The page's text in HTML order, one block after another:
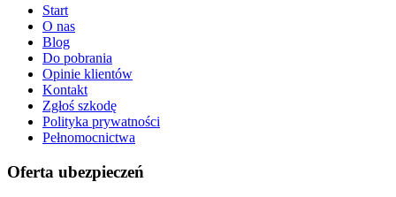
Start
O nas
Blog
Do pobrania
Opinie klientów
Kontakt
Zgłoś szkodę
Polityka prywatności
Pełnomocnictwa
Oferta ubezpieczeń